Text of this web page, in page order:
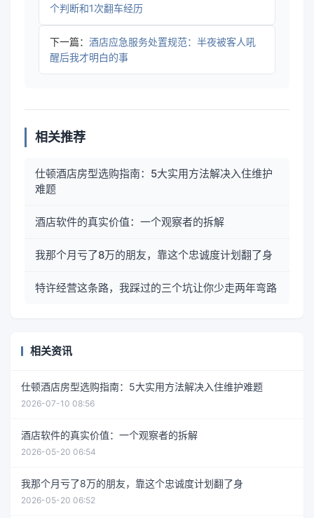
个判断和1次翻车经历
下一篇： 酒店应急服务处置规范：半夜被客人吼
醒后我才明白的事
相关推荐
仕顿酒店房型选购指南：5大实用方法解决入住维护
难题
酒店软件的真实价值：一个观察者的拆解
我那个月亏了8万的朋友，靠这个忠诚度计划翻了身
特许经营这条路，我踩过的三个坑让你少走两年弯路
相关资讯
仕顿酒店房型选购指南：5大实用方法解决入住维护难题
2026-07-10 08:56
酒店软件的真实价值：一个观察者的拆解
2026-05-20 06:54
我那个月亏了8万的朋友，靠这个忠诚度计划翻了身
2026-05-20 06:52